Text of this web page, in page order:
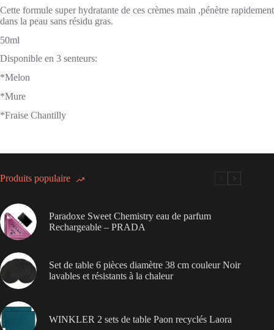
Cette formule super hydratante de ces crèmes main ,pénètre rapidement
dans la peau sans résidu gras.
50ml
Disponible en 3 senteurs:
*Melon
*Mure
*Fraise Chantilly
Produits populaire
Paradoxe Sweet Chemistry eau de parfum
Rechargeable – PRADA
Set de table 6 pièces diamètre 38 cm couleur Noir
lavables et résistants à la chaleur
WINKLER 2 sets de table Paon recyclés Laora